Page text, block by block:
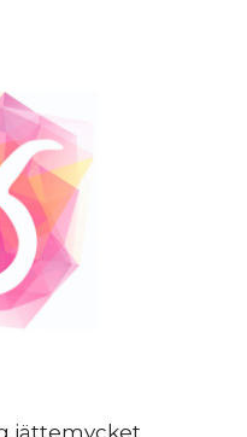
jättemycket